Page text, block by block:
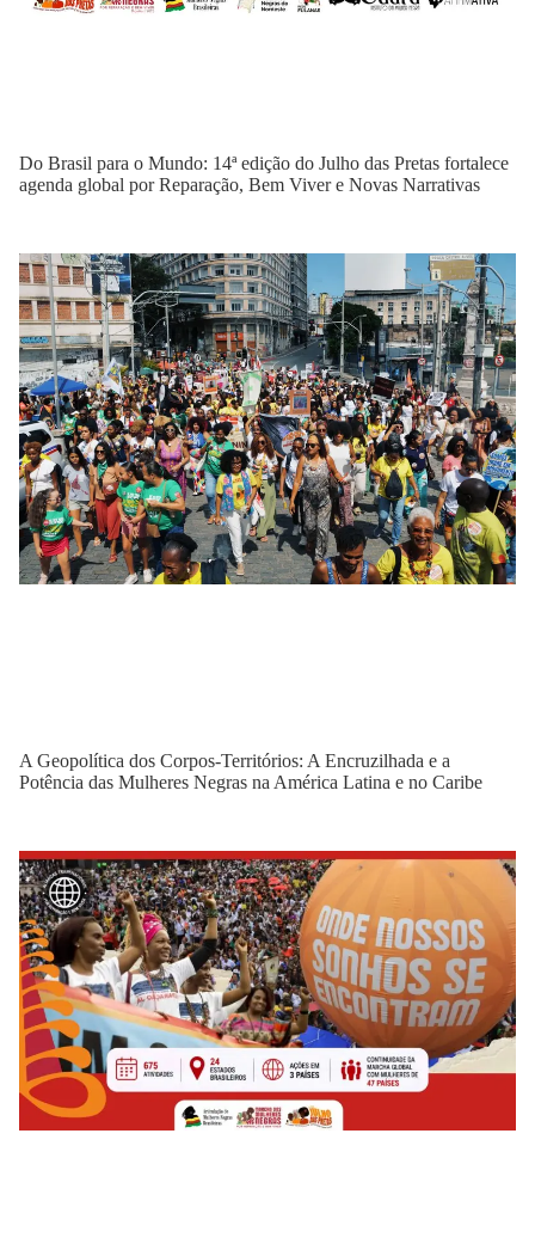
Do Brasil para o Mundo: 14ª edição do Julho das Pretas fortalece
agenda global por Reparação, Bem Viver e Novas Narrativas
A Geopolítica dos Corpos-Territórios: A Encruzilhada e a
Potência das Mulheres Negras na América Latina e no Caribe